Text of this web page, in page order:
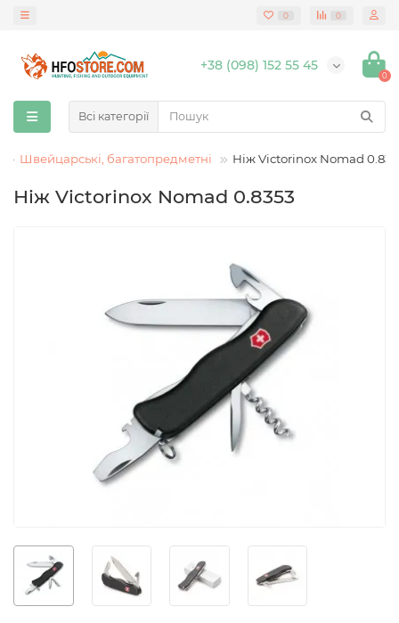
0 0
+38 (098) 152 55 45
0
Всі категорії
Швейцарські, багатопредметні Ніж Victorinox Nomad
Ніж Victorinox Nomad 0.8353